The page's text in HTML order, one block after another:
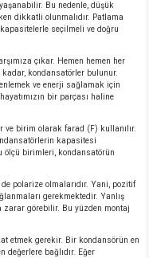
Bu nedenle, düşük
dikkatli olunmalıdır. Patlama
seçilmeli ve doğru
çıkar. Hemen hemen her
kondansatörler bulunur.
ve enerji sağlamak için
bir parçası haline
ve birim olarak farad (F) kullanılır.
kapasitesi
ölçü birimleri, kondansatörün
polarize olmalarıdır. Yani, pozitif
gerekmektedir. Yanlış
zarar görebilir. Bu yüzden montaj
etmek gerekir. Bir kondansörün en
bağlıdır. Eğer